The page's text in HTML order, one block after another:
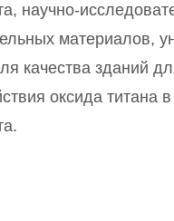
научно-
материалов,
качества зданий
оксида титана